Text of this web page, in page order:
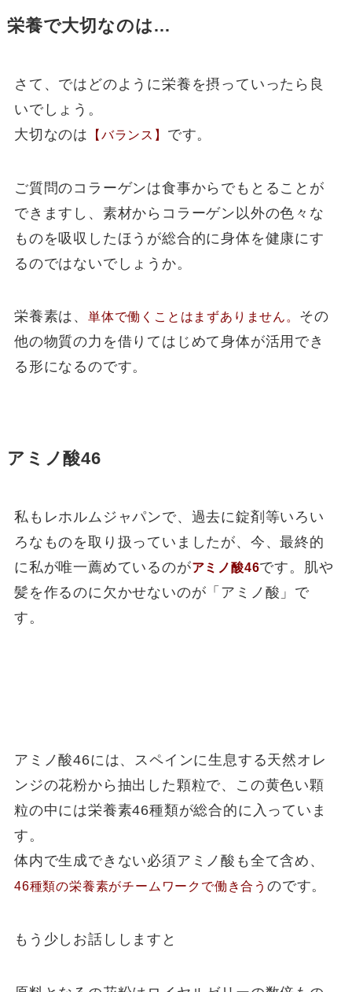
栄養で大切なのは…
さて、ではどのように栄養を摂っていったら良
いでしょう。
大切なのは
【バランス】 です。
ご質問のコラーゲンは食事からでもとることが
できますし、素材からコラーゲン以外の色々な
ものを吸収したほうが総合的に身体を健康にす
るのではないでしょうか。
栄養素は、 単体で働くことはまずありません。 その
他の物質の力を借りてはじめて身体が活用でき
る形になるのです。
アミノ酸46
私もレホルムジャパンで、過去に錠剤等いろい
ろなものを取り扱っていましたが、今、最終的
に私が唯一薦めているのがアミノ酸46です。肌や
髪を作るのに欠かせないのが「アミノ酸」で
す。
アミノ酸46には、スペインに生息する天然オレ
ンジの花粉から抽出した顆粒で、この黄色い顆
粒の中には栄養素46種類が総合的に入っていま
す。
体内で生成できない必須アミノ酸も全て含め、
46種類の栄養素がチームワークで働き合うのです。
もう少しお話ししますと